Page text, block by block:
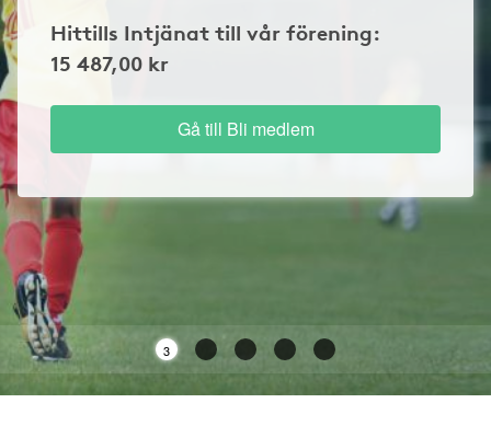
Hittills Intjänat till vår förening:
15 487,00 kr
Gå till Bli medlem
3